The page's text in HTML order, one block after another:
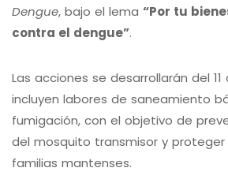
Dengue, bajo el lema “Por tu
contra el dengue”.
Las acciones se desarrollarán del
incluyen labores de saneamiento
fumigación, con el objetivo de
del mosquito transmisor y proteger
familias mantenses.